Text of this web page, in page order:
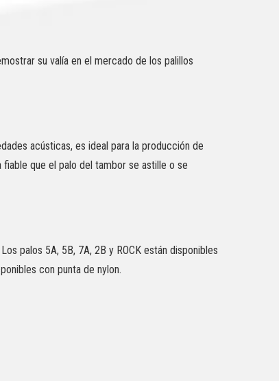
su valía en el mercado de los palillos
acústicas, es ideal para la producción de
que el palo del tambor se astille o se
palos 5A, 5B, 7A, 2B y ROCK están disponibles
con punta de nylon.